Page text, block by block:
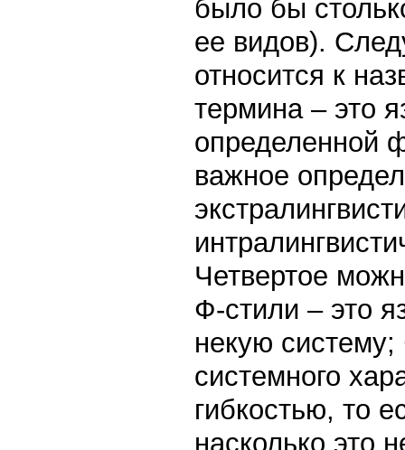
было бы
ее видов).
относится к
термина – это
определенной
важное
Четвертое
Ф-стили – это
некую
системного
гибкостью, то
насколько это